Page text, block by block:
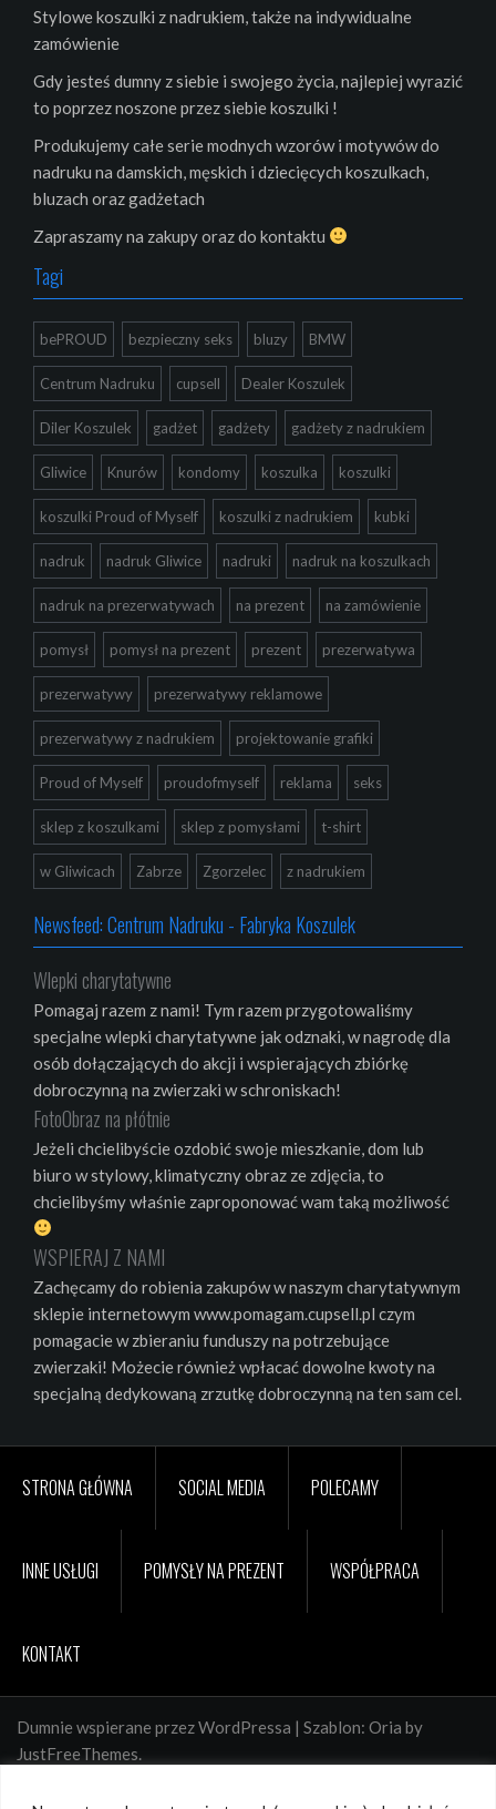
Stylowe koszulki z nadrukiem, także na indywidualne
zamówienie
Gdy jesteś dumny z siebie i swojego życia, najlepiej wyrazić
to poprzez noszone przez siebie koszulki !
Produkujemy całe serie modnych wzorów i motywów do
nadruku na damskich, męskich i dziecięcych koszulkach,
bluzach oraz gadżetach
Zapraszamy na zakupy oraz do kontaktu
Tagi
bePROUD bezpieczny seks bluzy BMW
Centrum Nadruku cupsell Dealer Koszulek
Diler Koszulek gadżet gadżety gadżety z nadrukiem
Gliwice Knurów kondomy koszulka koszulki
koszulki Proud of Myself koszulki z nadrukiem kubki
nadruk nadruk Gliwice nadruki nadruk na koszulkach
nadruk na prezerwatywach na prezent na zamówienie
pomysł pomysł na prezent prezent prezerwatywa
prezerwatywy prezerwatywy reklamowe
prezerwatywy z nadrukiem projektowanie grafiki
Proud of Myself proudofmyself reklama seks
sklep z koszulkami sklep z pomysłami t-shirt
w Gliwicach Zabrze Zgorzelec z nadrukiem
Newsfeed: Centrum Nadruku - Fabryka Koszulek
Wlepki charytatywne
Pomagaj razem z nami! Tym razem przygotowaliśmy
specjalne wlepki charytatywne jak odznaki, w nagrodę dla
osób dołączających do akcji i wspierających zbiórkę
dobroczynną na zwierzaki w schroniskach!
FotoObraz na płótnie
Jeżeli chcielibyście ozdobić swoje mieszkanie, dom lub
biuro w stylowy, klimatyczny obraz ze zdjęcia, to
chcielibyśmy właśnie zaproponować wam taką możliwość
WSPIERAJ Z NAMI
Zachęcamy do robienia zakupów w naszym charytatywnym
sklepie internetowym www.pomagam.cupsell.pl czym
pomagacie w zbieraniu funduszy na potrzebujące
zwierzaki! Możecie również wpłacać dowolne kwoty na
specjalną dedykowaną zrzutkę dobroczynną na ten sam cel.
STRONA GŁÓWNA SOCIAL MEDIA POLECAMY
INNE USŁUGI POMYSŁY NA PREZENT WSPÓŁPRACA
KONTAKT
Dumnie wspierane przez WordPressa | Szablon: Oria by
JustFreeThemes.